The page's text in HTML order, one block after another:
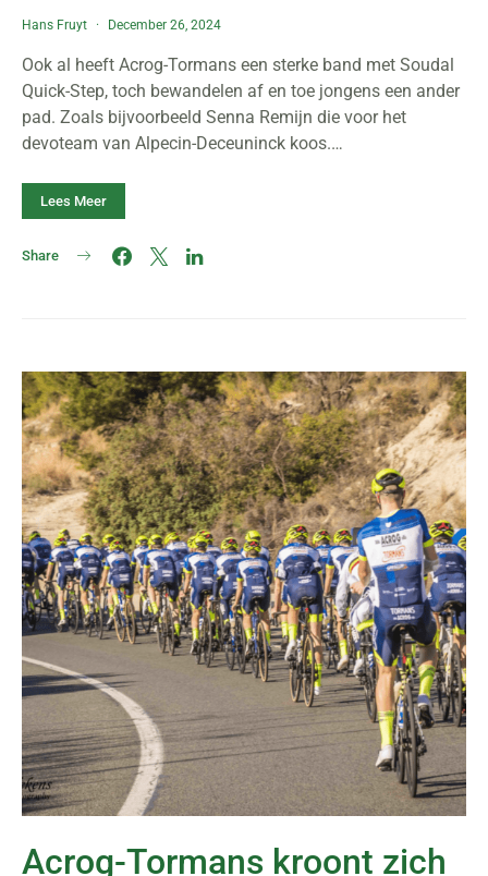
Hans Fruyt December 26, 2024
Ook al heeft Acrog-Tormans een sterke band met Soudal
Quick-Step, toch bewandelen af en toe jongens een ander
pad. Zoals bijvoorbeeld Senna Remijn die voor het
devoteam van Alpecin-Deceuninck koos.…
Lees Meer
Share
Acrog-Tormans kroont zich